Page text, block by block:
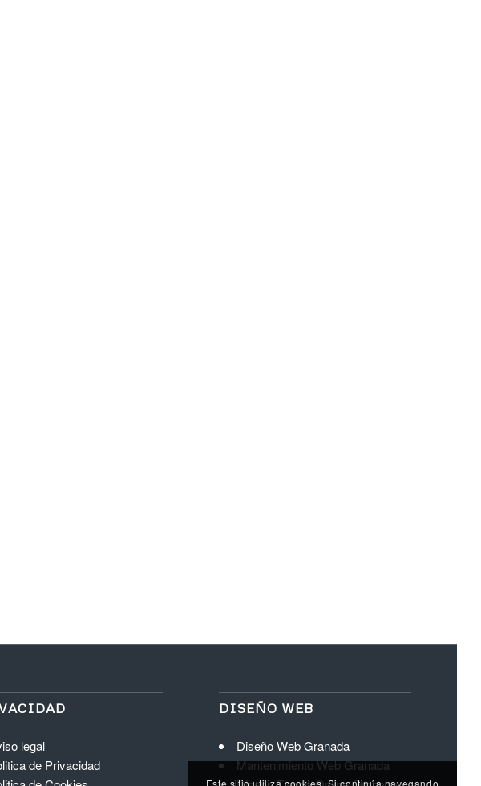
legal
de Privacidad
DISEÑO WEB
Diseño Web Granada
Mantenimiento Web Granada